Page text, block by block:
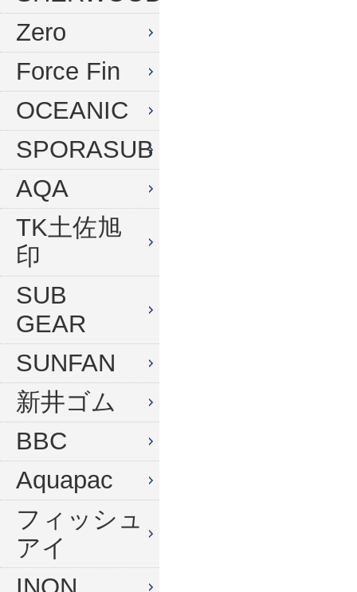
水中デジタルカメラセット
Zero
Force Fin
OCEANIC
SPORASUB
AQA
TK土佐旭
印
SUB
GEAR
SUNFAN
新井ゴム
BBC
Aquapac
フィッシュ
アイ